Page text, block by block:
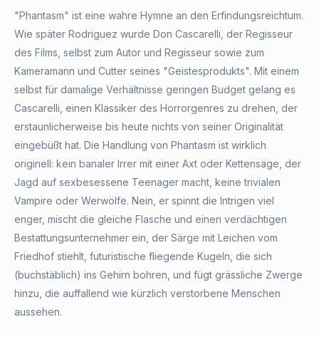
"Phantasm" ist eine wahre Hymne an den Erfindungsreichtum.
Wie später Rodriguez wurde Don Cascarelli, der Regisseur
des Films, selbst zum Autor und Regisseur sowie zum
Kameramann und Cutter seines "Geistesprodukts". Mit einem
selbst für damalige Verhältnisse geringen Budget gelang es
Cascarelli, einen Klassiker des Horrorgenres zu drehen, der
erstaunlicherweise bis heute nichts von seiner Originalität
eingebüßt hat. Die Handlung von Phantasm ist wirklich
originell: kein banaler Irrer mit einer Axt oder Kettensäge, der
Jagd auf sexbesessene Teenager macht, keine trivialen
Vampire oder Werwölfe. Nein, er spinnt die Intrigen viel
enger, mischt die gleiche Flasche und einen verdächtigen
Bestattungsunternehmer ein, der Särge mit Leichen vom
Friedhof stiehlt, futuristische fliegende Kugeln, die sich
(buchstäblich) ins Gehirn bohren, und fügt grässliche Zwerge
hinzu, die auffallend wie kürzlich verstorbene Menschen
aussehen.